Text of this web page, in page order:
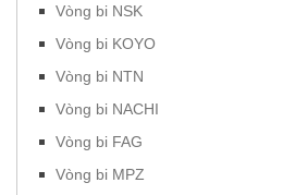
Vòng bi NSK
Vòng bi KOYO
Vòng bi NTN
Vòng bi NACHI
Vòng bi FAG
Vòng bi MPZ